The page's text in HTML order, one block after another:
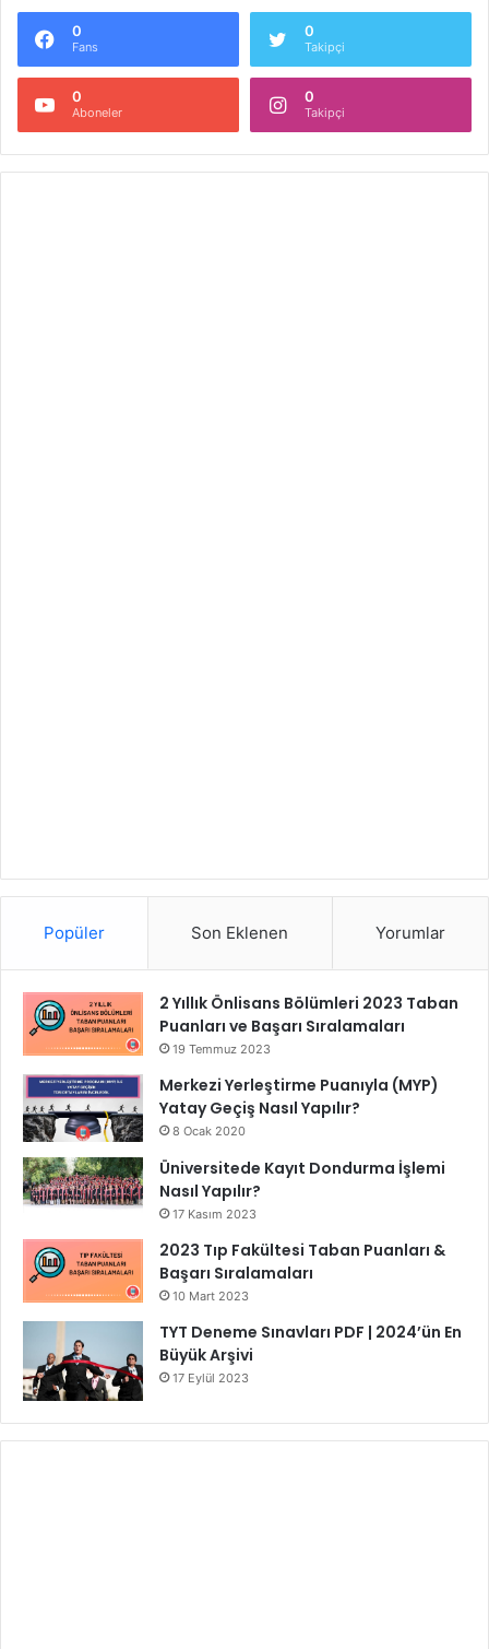
0
Fans
0
Takipçi
0
Aboneler
0
Takipçi
Popüler Son Eklenen Yorumlar
2 Yıllık Önlisans Bölümleri 2023 Taban
Puanları ve Başarı Sıralamaları
19 Temmuz 2023
Merkezi Yerleştirme Puanıyla (MYP)
Yatay Geçiş Nasıl Yapılır?
8 Ocak 2020
Üniversitede Kayıt Dondurma İşlemi
Nasıl Yapılır?
17 Kasım 2023
2023 Tıp Fakültesi Taban Puanları &
Başarı Sıralamaları
10 Mart 2023
TYT Deneme Sınavları PDF | 2024’ün En
Büyük Arşivi
17 Eylül 2023